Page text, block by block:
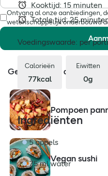
Kooktijd: 15 minuten
Totale tijd: 25
Voedingswaarde: per
Calorieën
77kcal
Eiwitten
0g
Ingrediënten
5 appels
75 ml water
Ontvang al onze aanbiedingen,
wetenschappelijk onderbouwd
Gerelateerde artikelen
Pompoen
Vegan sushi